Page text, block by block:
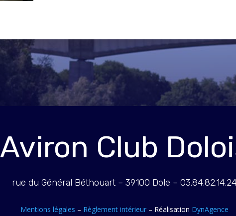
Aviron Club
rue du Général Béthouart – 39100 Dole –
Mentions légales – Règlement intérieur – Réalisation DynAgence